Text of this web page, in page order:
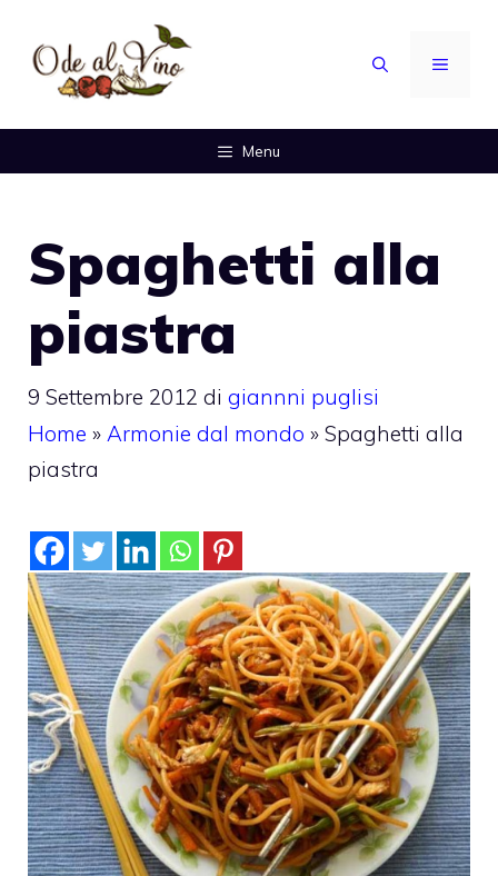
contenuto
MENU
Menu
Spaghetti alla
piastra
9 Settembre 2012 di giannni puglisi
Home » Armonie dal mondo » Spaghetti alla
piastra